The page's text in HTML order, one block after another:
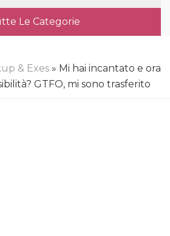
Le Categorie
& Exes» Mi hai incantato e ora
GTFO, mi sono trasferito